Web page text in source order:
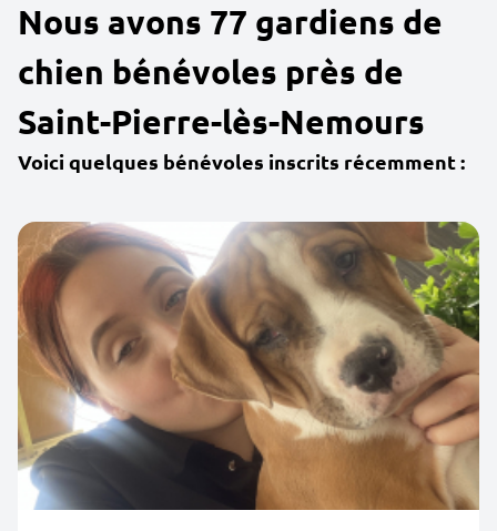
Nous avons 77 gardiens de
chien bénévoles près de
Saint-Pierre-lès-Nemours
Voici quelques bénévoles inscrits récemment :